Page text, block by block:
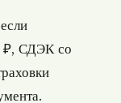
₽, СДЭК со